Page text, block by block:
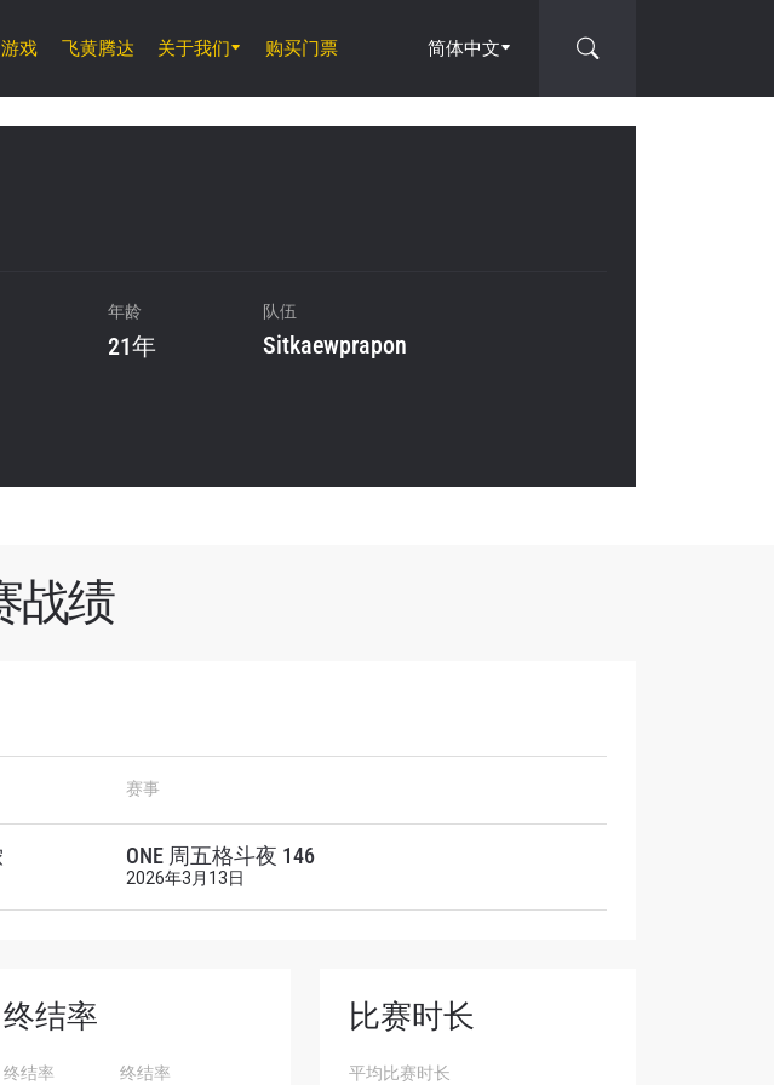
游戏 飞黄腾达 关于我们 购买门票 简体中文
年龄
21年
队伍
Sitkaewprapon
战绩
赛事
ONE 周五格斗夜 146
2026年3月13日
终结率
终结率 终结率
比赛时长
平均比赛时长
！